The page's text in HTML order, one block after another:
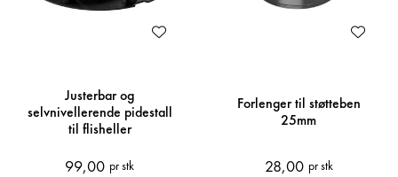
Justerbar og
selvnivellerende pidestall
til flisheller
99,00 pr stk
Forlenger til støtteben
25mm
28,00 pr stk